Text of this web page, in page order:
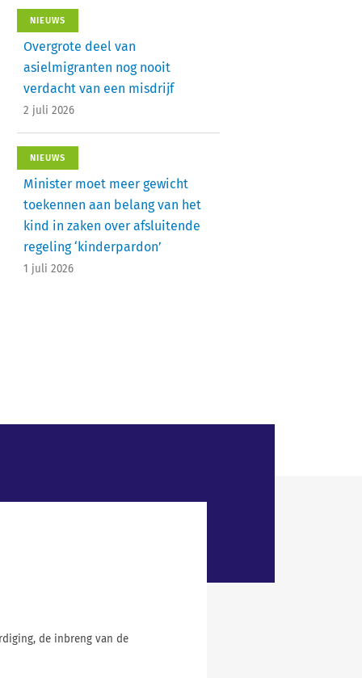
NIEUWS
Overgrote deel van
asielmigranten nog nooit
verdacht van een misdrijf
2 juli 2026
NIEUWS
Minister moet meer gewicht
toekennen aan belang van het
kind in zaken over afsluitende
regeling ‘kinderpardon’
1 juli 2026
de inbreng van de